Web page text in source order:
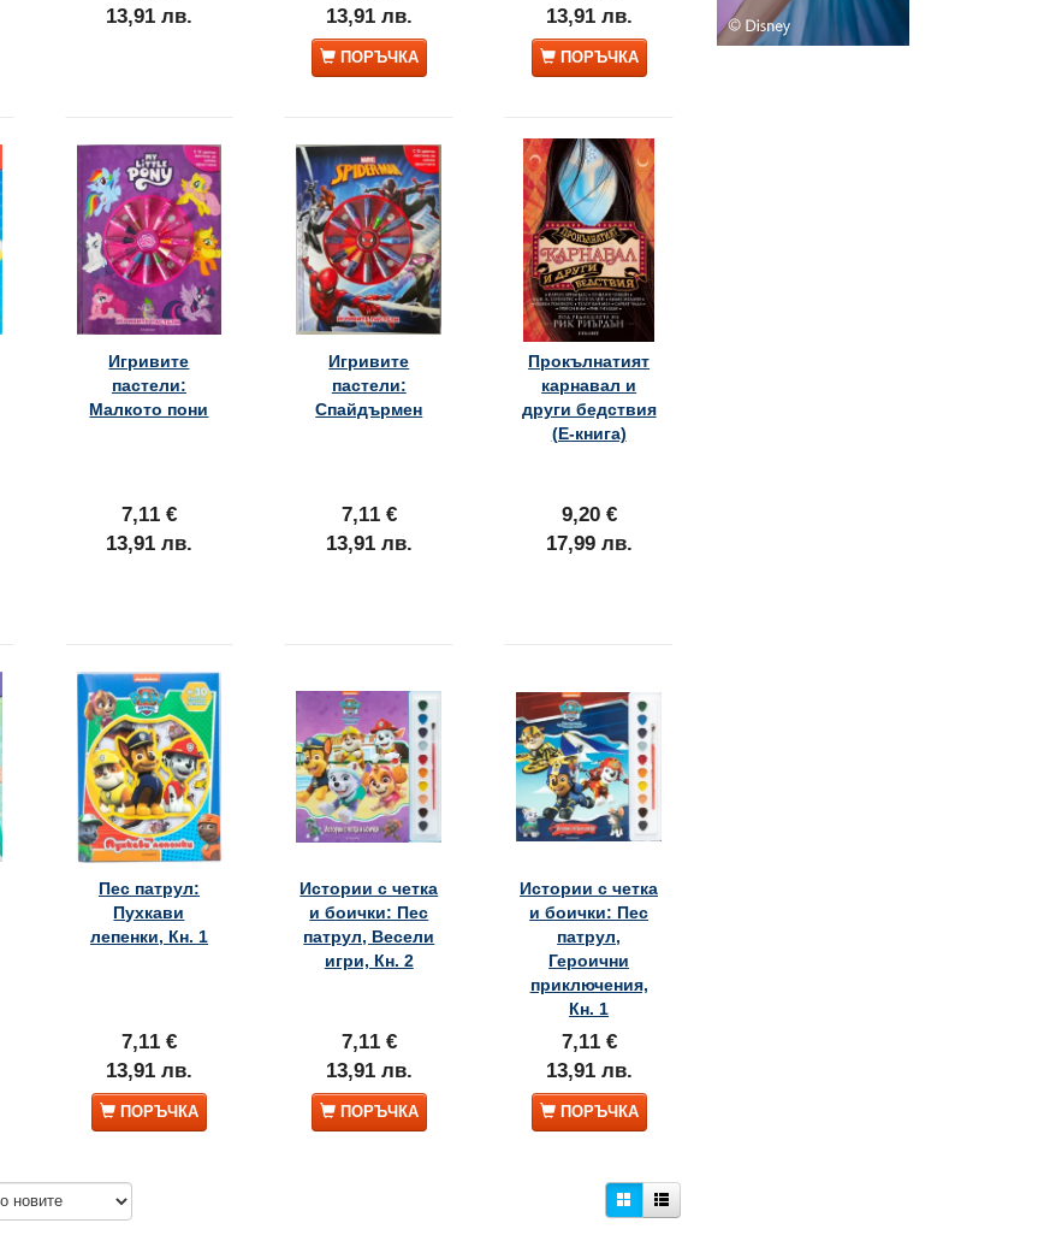
Истории с четка и боички: Пес
патрул, Кн. 4
4: Възстанови ме Игривите пастели: Колите
13,91 лв.
13,91 лв.
ПОРЪЧКА
13,91 лв.
ПОРЪЧКА
Игривите
пастели:
Малкото пони
7,11 €
13,91 лв.
Игривите
пастели:
Спайдърмен
7,11 €
13,91 лв.
Прокълнатият
карнавал и
други бедствия
(Е-книга)
9,20 €
17,99 лв.
Пес патрул:
Пухкави
лепенки, Кн. 1
7,11 €
13,91 лв.
ПОРЪЧКА
Истории с четка
и боички: Пес
патрул, Весели
игри, Кн. 2
7,11 €
13,91 лв.
ПОРЪЧКА
Истории с четка
и боички: Пес
патрул,
Героични
приключения,
Кн. 1
7,11 €
13,91 лв.
ПОРЪЧКА